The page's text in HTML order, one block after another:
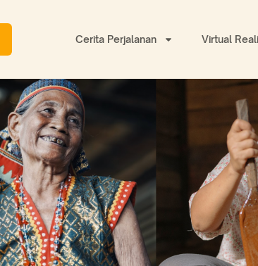
Cerita Perjalanan Virtual